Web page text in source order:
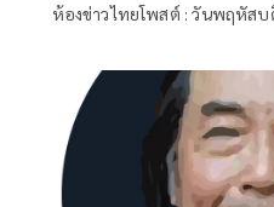
ห้องข่าวไทยโพสต์ : วันพฤหัสบ